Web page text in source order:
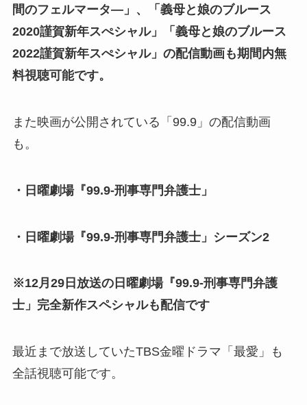
間のフェルマータ―」、「義母と娘のブルース
2020謹賀新年スぺシャル」「義母と娘のブルース
2022謹賀新年スぺシャル」の配信動画も期間内無
料視聴可能です。
また映画が公開されている「99.9」の配信動画
も。
・日曜劇場『99.9-刑事専門弁護士」
・日曜劇場『99.9-刑事専門弁護士」シーズン2
※12月29日放送の日曜劇場『99.9-刑事専門弁護
士」完全新作スペシャルも配信です
最近まで放送していたTBS金曜ドラマ「最愛」も
全話視聴可能です。